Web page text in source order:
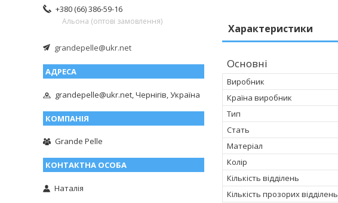
Характеристики
Основні
Виробник
Країна виробник
Тип
Стать
Матеріал
Колір
Кількість відділень
Кількість прозорих відділень
+380 (66) 386-59-16
Альона (оптові замовлення)
grandepelle@ukr.net
grandepelle@ukr.net, Чернігів, Україна
Grande Pelle
Наталія